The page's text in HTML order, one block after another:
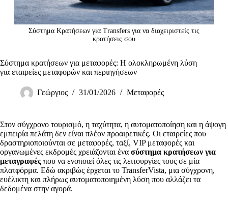
Σύστημα Κρατήσεων για Transfers για να διαχειριστείς τις
κρατήσεις σου
Σύστημα κρατήσεων για μεταφορές: Η ολοκληρωμένη λύση
για εταιρείες μεταφορών και περιηγήσεων
Γεώργιος 31/01/2026 Μεταφορές
Στον σύγχρονο τουρισμό, η ταχύτητα, η αυτοματοποίηση και η άψογη
εμπειρία πελάτη δεν είναι πλέον προαιρετικές. Οι εταιρείες που
δραστηριοποιούνται σε μεταφορές, ταξί, VIP μεταφορές και
οργανωμένες εκδρομές χρειάζονται ένα σύστημα κρατήσεων για
μεταγραφές που να ενοποιεί όλες τις λειτουργίες τους σε μία
πλατφόρμα. Εδώ ακριβώς έρχεται το TransferVista, μια σύγχρονη,
ευέλικτη και πλήρως αυτοματοποιημένη λύση που αλλάζει τα
δεδομένα στην αγορά.